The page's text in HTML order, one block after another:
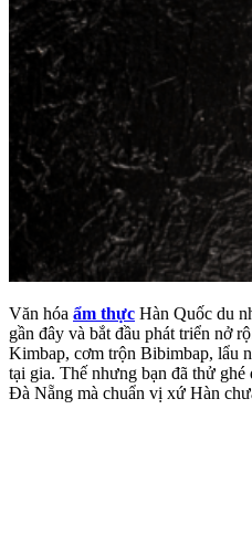
Văn hóa ẩm thực Hàn Quốc du
gần đây và bắt đầu phát triển nở
Kimbap, cơm trộn Bibimbap, lẩu
tại gia. Thế nhưng bạn đã thử ghé
Đà Nẵng mà chuẩn vị xứ Hàn